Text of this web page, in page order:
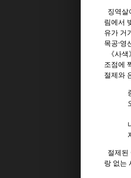
징역살
림에서
유가 거
목공·영
《사
조점에
절제와
절제된
랑 없는